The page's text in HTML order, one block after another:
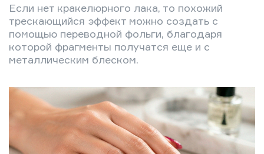
Если нет кракелюрного лака, то похожий
трескающийся эффект можно создать с
помощью переводной фольги, благодаря
которой фрагменты получатся еще и с
металлическим блеском.